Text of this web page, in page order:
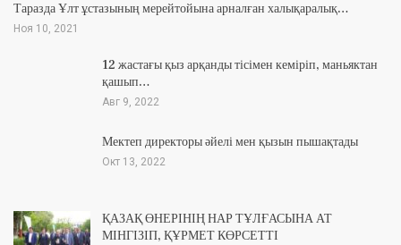
Таразда Ұлт ұстазының мерейтойына арналған халықаралық…
Ноя 10, 2021
12 жастағы қыз арқанды тісімен кеміріп, маньяктан
қашып…
Авг 9, 2022
Мектеп директоры әйелі мен қызын пышақтады
Окт 13, 2022
ҚАЗАҚ ӨНЕРІНІҢ НАР ТҰЛҒАСЫНА АТ
МІНГІЗІП, ҚҰРМЕТ КӨРСЕТТІ